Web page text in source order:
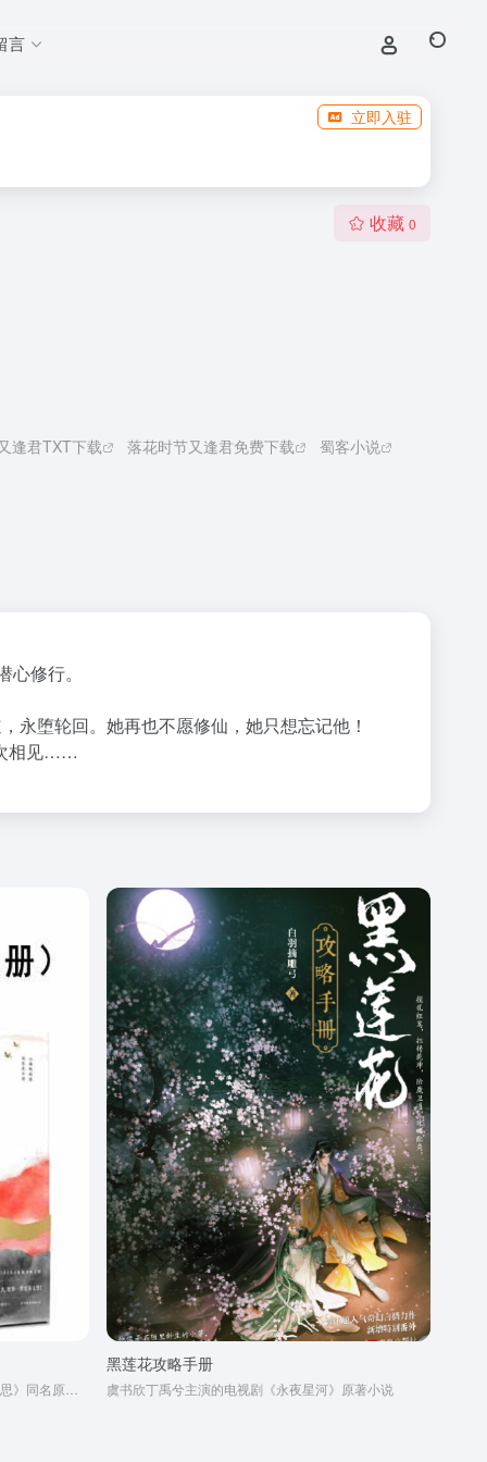
言
立即入驻
收藏 0
逢君TXT下载 落花时节又逢君免费下载 蜀客小说
修行。
永堕轮回。她再也不愿修仙，她只想忘记他！
相见……
黑莲花攻略手册
虞书欣丁禹兮主演的电视剧《永夜星河》原著小说